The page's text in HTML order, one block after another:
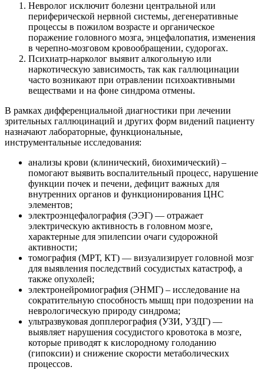
Невролог исключит болезни центральной или
периферической нервной системы, дегенеративные
процессы в пожилом возрасте и органическое
поражение головного мозга, энцефалопатия, изменения
в черепно-мозговом кровообращении, судорогах.
Психиатр-нарколог выявит алкогольную или
наркотическую зависимость, так как галлюцинации
часто возникают при отравлении психоактивными
веществами и на фоне синдрома отмены.
В рамках дифференциальной диагностики при лечении
зрительных галлюцинаций и других форм видений пациенту
назначают лабораторные, функциональные,
инструментальные исследования:
анализы крови (клинический, биохимический) –
помогают выявить воспалительный процесс, нарушение
функции почек и печени, дефицит важных для
внутренних органов и функционирования ЦНС
элементов;
электроэнцефалография (ЭЭГ) — отражает
электрическую активность в головном мозге,
характерные для эпилепсии очаги судорожной
активности;
томография (МРТ, КТ) — визуализирует головной мозг
для выявления последствий сосудистых катастроф, а
также опухолей;
электронейромиография (ЭНМГ) – исследование на
сократительную способность мышц при подозрении на
неврологическую природу синдрома;
ультразвуковая допплерография (УЗИ, УЗДГ) —
выявляет нарушения сосудистого кровотока в мозге,
которые приводят к кислородному голоданию
(гипоксии) и снижение скорости метаболических
процессов.